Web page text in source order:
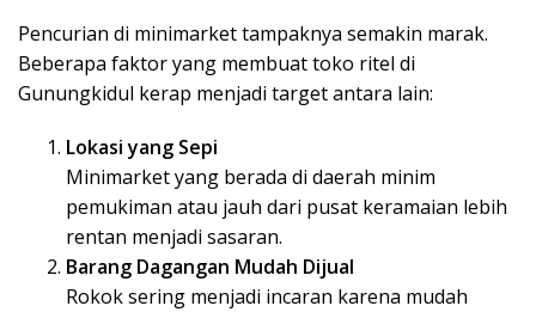
Pencurian di minimarket tampaknya semakin marak.
Beberapa faktor yang membuat toko ritel di
Gunungkidul kerap menjadi target antara lain:
Lokasi yang Sepi
Minimarket yang berada di daerah minim
pemukiman atau jauh dari pusat keramaian lebih
rentan menjadi sasaran.
Barang Dagangan Mudah Dijual
Rokok sering menjadi incaran karena mudah